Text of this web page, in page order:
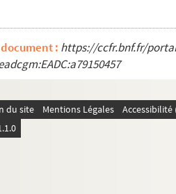
: https://ccfr.bnf.fr/
du site Mentions Légales